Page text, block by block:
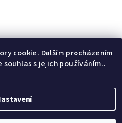
cookie. Dalším procházením
s jejich používáním..